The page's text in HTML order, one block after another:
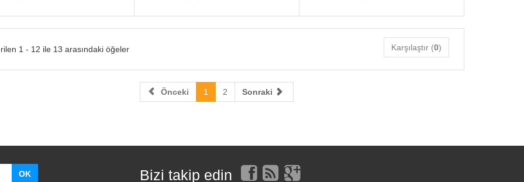
Karşılaştır (0)
1 - 12 ile 13 arasındaki öğeler
Önceki 1 2 Sonraki
Bizi takip edin